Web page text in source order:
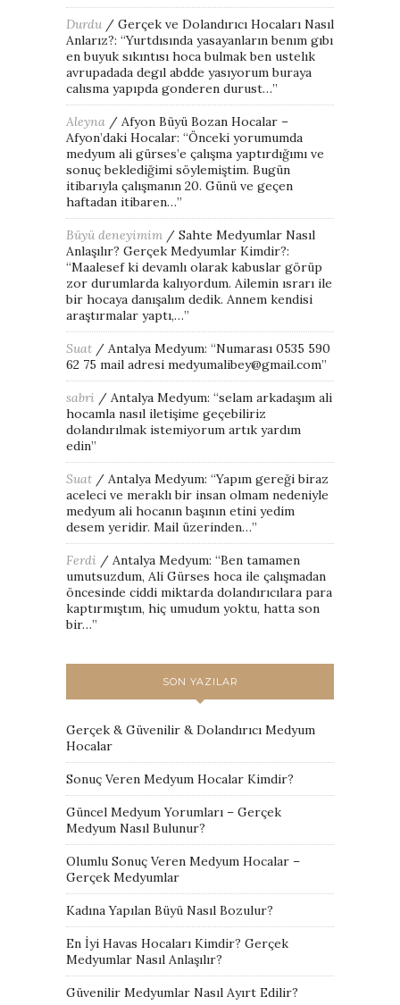
Durdu / Gerçek ve Dolandırıcı Hocaları Nasıl
Anlarız?: “Yurtdısında yasayanların benım gıbı
en buyuk sıkıntısı hoca bulmak ben ustelık
avrupadada degıl abdde yasıyorum buraya
calısma yapıpda gonderen durust…”
Aleyna / Afyon Büyü Bozan Hocalar –
Afyon’daki Hocalar: “Önceki yorumumda
medyum ali gürses’e çalışma yaptırdığımı ve
sonuç beklediğimi söylemiştim. Bugün
itibarıyla çalışmanın 20. Günü ve geçen
haftadan itibaren…”
Büyü deneyimim / Sahte Medyumlar Nasıl
Anlaşılır? Gerçek Medyumlar Kimdir?:
“Maalesef ki devamlı olarak kabuslar görüp
zor durumlarda kalıyordum. Ailemin ısrarı ile
bir hocaya danışalım dedik. Annem kendisi
araştırmalar yaptı,…”
Suat / Antalya Medyum: “Numarası 0535 590
62 75 mail adresi medyumalibey@gmail.com”
sabri / Antalya Medyum: “selam arkadaşım ali
hocamla nasıl iletişime geçebiliriz
dolandırılmak istemiyorum artık yardım
edin”
Suat / Antalya Medyum: “Yapım gereği biraz
aceleci ve meraklı bir insan olmam nedeniyle
medyum ali hocanın başının etini yedim
desem yeridir. Mail üzerinden…”
Ferdi / Antalya Medyum: “Ben tamamen
umutsuzdum, Ali Gürses hoca ile çalışmadan
öncesinde ciddi miktarda dolandırıcılara para
kaptırmıştım, hiç umudum yoktu, hatta son
bir…”
SON YAZILAR
Gerçek & Güvenilir & Dolandırıcı Medyum
Hocalar
Sonuç Veren Medyum Hocalar Kimdir?
Güncel Medyum Yorumları – Gerçek
Medyum Nasıl Bulunur?
Olumlu Sonuç Veren Medyum Hocalar –
Gerçek Medyumlar
Kadına Yapılan Büyü Nasıl Bozulur?
En İyi Havas Hocaları Kimdir? Gerçek
Medyumlar Nasıl Anlaşılır?
Güvenilir Medyumlar Nasıl Ayırt Edilir?